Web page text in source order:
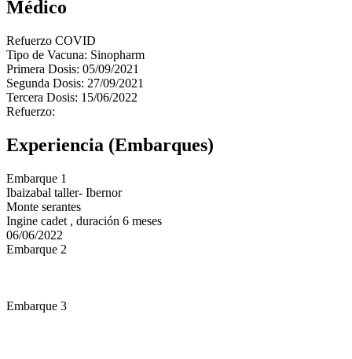
Médico
Refuerzo COVID
Tipo de Vacuna: Sinopharm
Primera Dosis: 05/09/2021
Segunda Dosis: 27/09/2021
Tercera Dosis: 15/06/2022
Refuerzo:
Experiencia (Embarques)
Embarque 1
Ibaizabal taller- Ibernor
Monte serantes
Ingine cadet , duración 6 meses
06/06/2022
Embarque 2
Embarque 3